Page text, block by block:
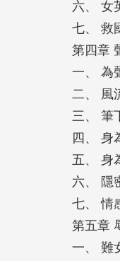
六、 女
七、 救
第四章
一、 為
二、 風
三、 筆
四、 身
五、 身
六、 隱
七、 情
第五章
一、 難